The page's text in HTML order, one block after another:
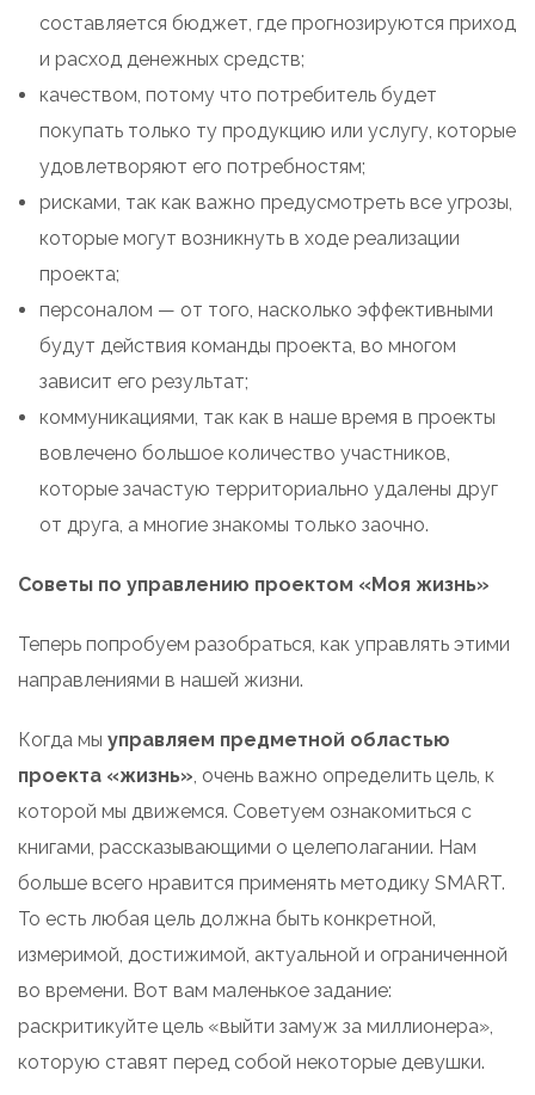
составляется бюджет, где прогнозируются приход
и расход денежных средств;
качеством, потому что потребитель будет
покупать только ту продукцию или услугу, которые
удовлетворяют его потребностям;
рисками, так как важно предусмотреть все угрозы,
которые могут возникнуть в ходе реализации
проекта;
персоналом — от того, насколько эффективными
будут действия команды проекта, во многом
зависит его результат;
коммуникациями, так как в наше время в проекты
вовлечено большое количество участников,
которые зачастую территориально удалены друг
от друга, а многие знакомы только заочно.
Советы по управлению проектом «Моя жизнь»
Теперь попробуем разобраться, как управлять этими
направлениями в нашей жизни.
Когда мы управляем предметной областью
проекта «жизнь», очень важно определить цель, к
которой мы движемся. Советуем ознакомиться с
книгами, рассказывающими о целеполагании. Нам
больше всего нравится применять методику SMART.
То есть любая цель должна быть конкретной,
измеримой, достижимой, актуальной и ограниченной
во времени. Вот вам маленькое задание:
раскритикуйте цель «выйти замуж за миллионера»,
которую ставят перед собой некоторые девушки.